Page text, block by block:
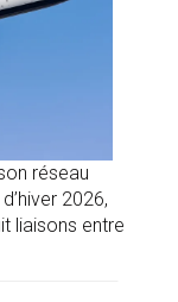
réseau
2026,
liaisons entre